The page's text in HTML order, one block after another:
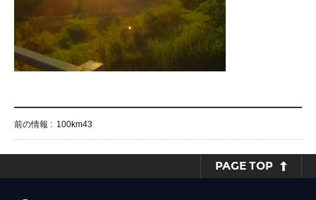
前の情報 : 100km43
PAGE TOP